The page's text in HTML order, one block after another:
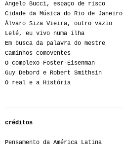
Angelo Bucci, espaço de risco
Cidade da Música do Rio de Janeiro
Álvaro Siza Vieira, outro vazio
Lelé, eu vivo numa ilha
Em busca da palavra do mestre
Caminhos comoventes
O complexo Foster-Eisenman
Guy Debord e Robert Smithsin
O real e a História
créditos
Pensamento da América Latina